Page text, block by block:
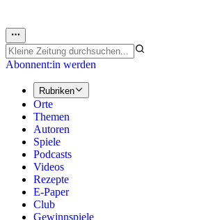
Abonnent:in werden
Rubriken
Orte
Themen
Autoren
Spiele
Podcasts
Videos
Rezepte
E-Paper
Club
Gewinnspiele